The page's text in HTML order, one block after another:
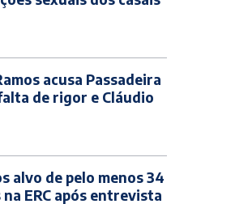
acusa Passadeira
de rigor e Cláudio
alvo de pelo menos 34
ERC após entrevista